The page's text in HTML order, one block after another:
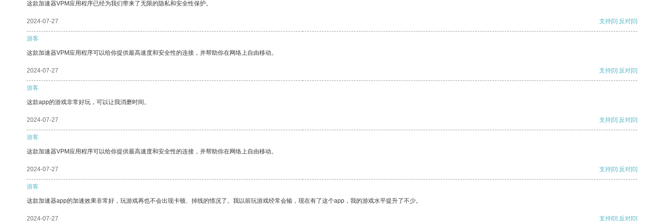
这款加速器VPM应用程序已经为我们带来了无限的隐私和安全性保护。
2024-07-27 支持[0] 反对[0]
游客
这款加速器VPM应用程序可以给你提供最高速度和安全性的连接，并帮助你在网络上自由移动。
2024-07-27 支持[0] 反对[0]
游客
这款app的游戏非常好玩，可以让我消磨时间。
2024-07-27 支持[0] 反对[0]
游客
这款加速器VPM应用程序可以给你提供最高速度和安全性的连接，并帮助你在网络上自由移动。
2024-07-27 支持[0] 反对[0]
游客
这款加速器app的加速效果非常好，玩游戏再也不会出现卡顿、掉线的情况了。我以前玩游戏经常会输，现在有了这个app，我的游戏水平提升了不少。
2024-07-27 支持[0] 反对[0]